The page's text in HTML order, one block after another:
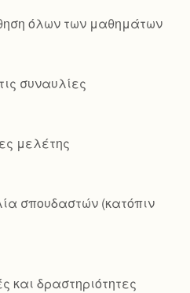
όλων των μαθημάτων
συναυλίες
μελέτης
σπουδαστών (κατόπιν
και δραστηριότητες